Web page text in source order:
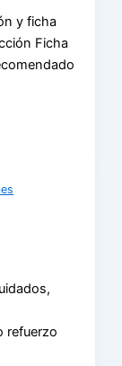
y ficha
Ficha
refuerzo